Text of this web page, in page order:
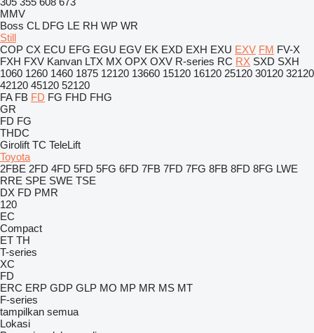
MMV
Boss CL DFG LE RH WP WR
Still
COP CX ECU EFG EGU EGV EK EXD EXH EXU EXV FM FV-X
FXH FXV Kanvan LTX MX OPX OXV R-series RC RX SXD SXH
1060 1260 1460 1875 12120 13660 15120 16120 25120 30120 32120
42120 45120 52120
FA FB FD FG FHD FHG
GR
FD FG
THDC
Girolift TC TeleLift
Toyota
2FBE 2FD 4FD 5FD 5FG 6FD 7FB 7FD 7FG 8FB 8FD 8FG LWE
RRE SPE SWE TSE
DX FD PMR
120
EC
Compact
ET TH
T-series
XC
FD
ERC ERP GDP GLP MO MP MR MS MT
F-series
tampilkan semua
Lokasi